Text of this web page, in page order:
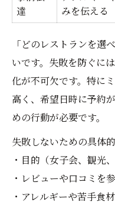
達
みを伝える
「どのレストランを選
いです。失敗を防ぐに
化が不可欠です。特に
高く、希望日時に予約
めの行動が必要です。
失敗しないための具体
・目的（女子会、観光
・レビューや口コミを
・アレルギーや苦手食